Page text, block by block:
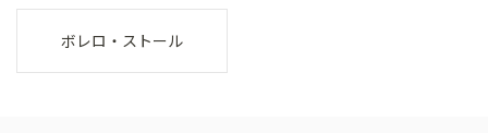
ボレロ・ストール